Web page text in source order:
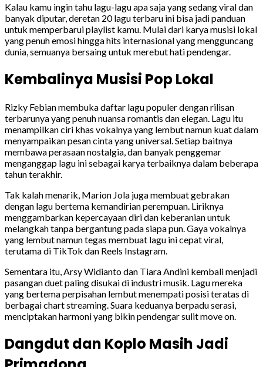
Kalau kamu ingin tahu lagu-lagu apa saja yang sedang viral dan
banyak diputar, deretan 20 lagu terbaru ini bisa jadi panduan
untuk memperbarui playlist kamu. Mulai dari karya musisi lokal
yang penuh emosi hingga hits internasional yang mengguncang
dunia, semuanya bersaing untuk merebut hati pendengar.
Kembalinya Musisi Pop Lokal
Rizky Febian membuka daftar lagu populer dengan rilisan
terbarunya yang penuh nuansa romantis dan elegan. Lagu itu
menampilkan ciri khas vokalnya yang lembut namun kuat dalam
menyampaikan pesan cinta yang universal. Setiap baitnya
membawa perasaan nostalgia, dan banyak penggemar
menganggap lagu ini sebagai karya terbaiknya dalam beberapa
tahun terakhir.
Tak kalah menarik, Marion Jola juga membuat gebrakan
dengan lagu bertema kemandirian perempuan. Liriknya
menggambarkan kepercayaan diri dan keberanian untuk
melangkah tanpa bergantung pada siapa pun. Gaya vokalnya
yang lembut namun tegas membuat lagu ini cepat viral,
terutama di TikTok dan Reels Instagram.
Sementara itu, Arsy Widianto dan Tiara Andini kembali menjadi
pasangan duet paling disukai di industri musik. Lagu mereka
yang bertema perpisahan lembut menempati posisi teratas di
berbagai chart streaming. Suara keduanya berpadu serasi,
menciptakan harmoni yang bikin pendengar sulit move on.
Dangdut dan Koplo Masih Jadi